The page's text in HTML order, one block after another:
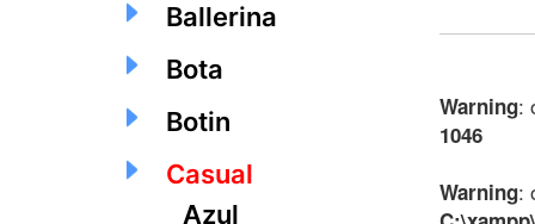
Ballerina
Bota
Botin
Casual
Azul
Warning:
1046
Warning: